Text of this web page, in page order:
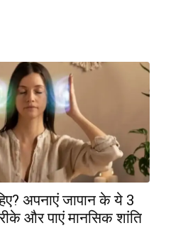
अपनाएं जापान के ये 3
और पाएं मानसिक शांति